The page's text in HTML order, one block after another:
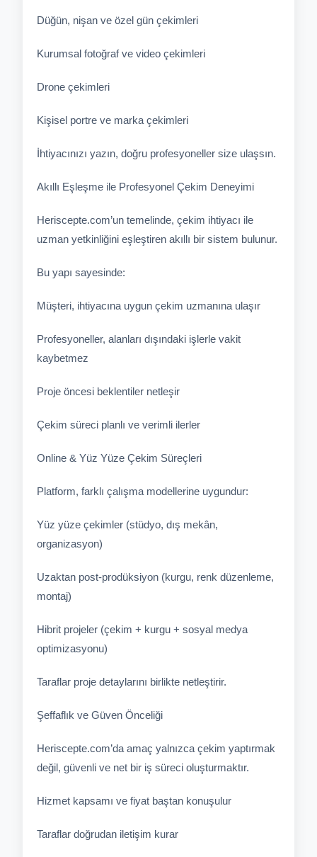
Düğün, nişan ve özel gün çekimleri
Kurumsal fotoğraf ve video çekimleri
Drone çekimleri
Kişisel portre ve marka çekimleri
İhtiyacınızı yazın, doğru profesyoneller size ulaşsın.
Akıllı Eşleşme ile Profesyonel Çekim Deneyimi
Heriscepte.com’un temelinde, çekim ihtiyacı ile
uzman yetkinliğini eşleştiren akıllı bir sistem bulunur.
Bu yapı sayesinde:
Müşteri, ihtiyacına uygun çekim uzmanına ulaşır
Profesyoneller, alanları dışındaki işlerle vakit
kaybetmez
Proje öncesi beklentiler netleşir
Çekim süreci planlı ve verimli ilerler
Online & Yüz Yüze Çekim Süreçleri
Platform, farklı çalışma modellerine uygundur:
Yüz yüze çekimler (stüdyo, dış mekân,
organizasyon)
Uzaktan post-prodüksiyon (kurgu, renk düzenleme,
montaj)
Hibrit projeler (çekim + kurgu + sosyal medya
optimizasyonu)
Taraflar proje detaylarını birlikte netleştirir.
Şeffaflık ve Güven Önceliği
Heriscepte.com’da amaç yalnızca çekim yaptırmak
değil, güvenli ve net bir iş süreci oluşturmaktır.
Hizmet kapsamı ve fiyat baştan konuşulur
Taraflar doğrudan iletişim kurar